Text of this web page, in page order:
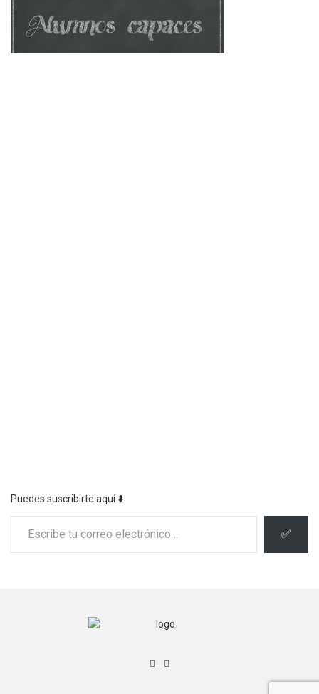
Puedes suscribirte aquí ⬇️
Escribe tu correo electrónico…
✅